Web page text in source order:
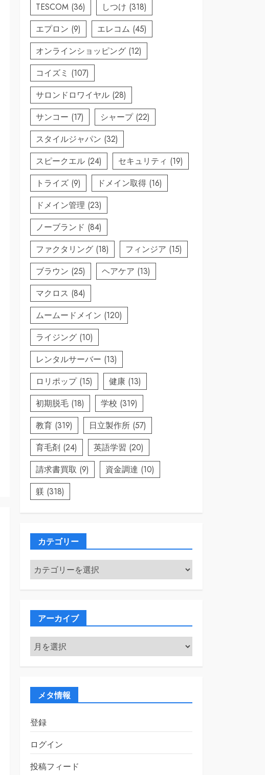
TESCOM (36) しつけ (318)
エプロン (9) エレコム (45)
オンラインショッピング (12)
コイズミ (107)
サロンドロワイヤル (28)
サンコー (17) シャープ(22)
スタイルジャパン (32)
スピークエル (24) セキュリティ (19)
トライズ (9) ドメイン取得 (16)
ドメイン管理 (23)
ノーブランド (84)
ファクタリング (18) フィンジア (15)
ブラウン (25) ヘアケア (13)
マクロス (84)
ムームードメイン (120)
ライジング (10)
レンタルサーバー (13)
ロリポップ(15) 健康 (13)
初期脱毛 (18) 学校 (319)
教育 (319) 日立製作所 (57)
育毛剤 (24) 英語学習 (20)
請求書買取 (9) 資金調達 (10)
躾 (318)
カテゴリー
カ
テ
ゴ
アーカイブ
ア
ー
カ
メタ情報
登録
ログイン
投稿フィード